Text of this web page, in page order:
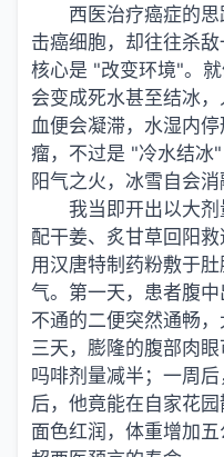
西医治疗癌症的
击癌细胞，却往往杀
核心是 "改变环境"。
会变成死水甚至结冰
血便会凝滞，水湿内
瘤，不过是 "冷水结冰
阳气之火，冰雪自会消
我当即开出以大
配干姜、炙甘草回阳
用汉唐特制药粉敷于
气。第一天，患者腹
不通的二便突然通畅
三天，膨隆的腹部肉眼
吗啡剂量减半；一周
后，他竟能在自家花园
面色红润，体重增加